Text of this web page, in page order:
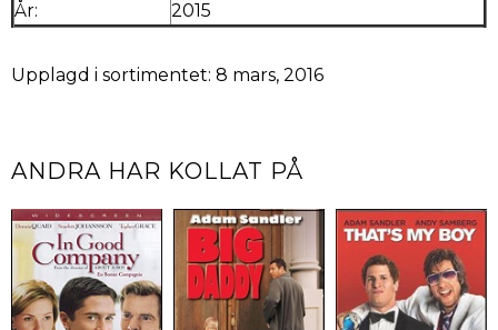
År:
2015
Upplagd i sortimentet: 8 mars, 2016
ANDRA HAR KOLLAT PÅ